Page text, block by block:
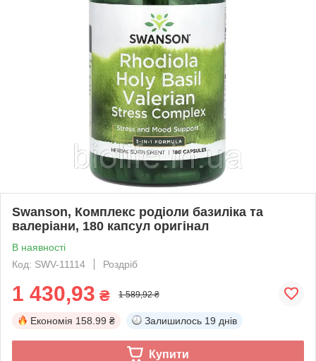
Swanson, Комплекс родіоли базиліка та
валеріани, 180 капсул оригінал
В наявності
Код: SWV-11114
Роздріб
1 430,93 ₴ 1 589,92 ₴
Економія 158.99 ₴ Залишилось 19 днів
Купити